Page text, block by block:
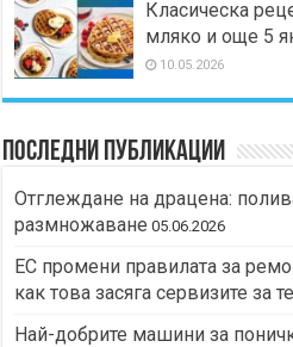
Класическа
мляко и още 5
10.05.2026
Последни публикации
Отглеждане на драцена:
размножаване 05.06.2026
ЕС промени правилата за
как това засяга сервизите за
Най-добрите машини за